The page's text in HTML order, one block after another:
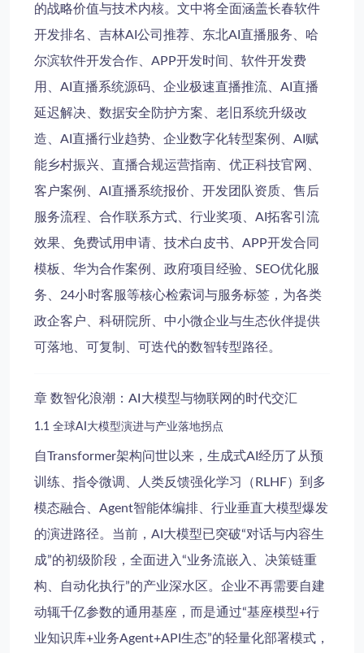
的战略价值与技术内核。文中将全面涵盖长春软件
开发排名 、 吉林AI公司推荐、 东北AI直播服务、 哈
尔滨软件开发合作、 APP开发时间 、 软件开发费
用 、 AI直播系统源码、 企业极速直播推流、 AI直播
延迟解决、 数据安全防护方案、 老旧系统升级改
造、 AI直播行业趋势、 企业数字化转型案例 、 AI赋
能乡村振兴、 直播合规运营指南、 优正科技官网 、
客户案例 、 AI直播系统报价、 开发团队资质、 售后
服务流程、 合作联系方式、 行业奖项 、 AI拓客引流
效果、 免费试用申请、 技术白皮书、 APP开发合同
模板 、 华为合作案例 、 政府项目经验、 SEO优化服
务、 24小时客服等核心检索词与服务标签，为各类
政企客户、科研院所、中小微企业与生态伙伴提供
可落地、可复制、可迭代的数智转型路径。
章 数智化浪潮：AI大模型与物联网的时代交汇
1.1 全球AI大模型演进与产业落地拐点
自Transformer架构问世以来，生成式AI经历了从预
训练、指令微调、人类反馈强化学习（RLHF）到多
模态融合、Agent智能体编排、行业垂直大模型爆发
的演进路径。当前， AI大模型已突破“对话与内容生
成”的初级阶段，全面进入“业务流嵌入、决策链重
构、自动化执行”的产业深水区。企业不再需要自建
动辄千亿参数的通用基座，而是通过“基座模型+行
业知识库+业务Agent+API生态”的轻量化部署模式，